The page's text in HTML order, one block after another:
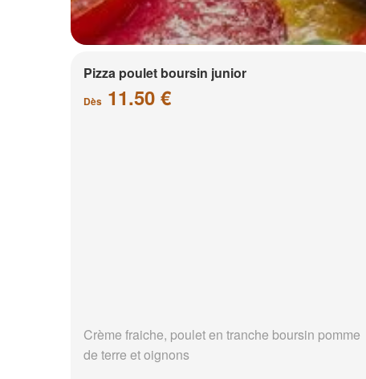
Pizza poulet boursin junior
Dès 11.50 €
Crème fraiche, poulet en tranche boursin pomme
de terre et oignons